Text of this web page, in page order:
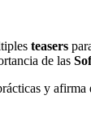
teasers
de las
y